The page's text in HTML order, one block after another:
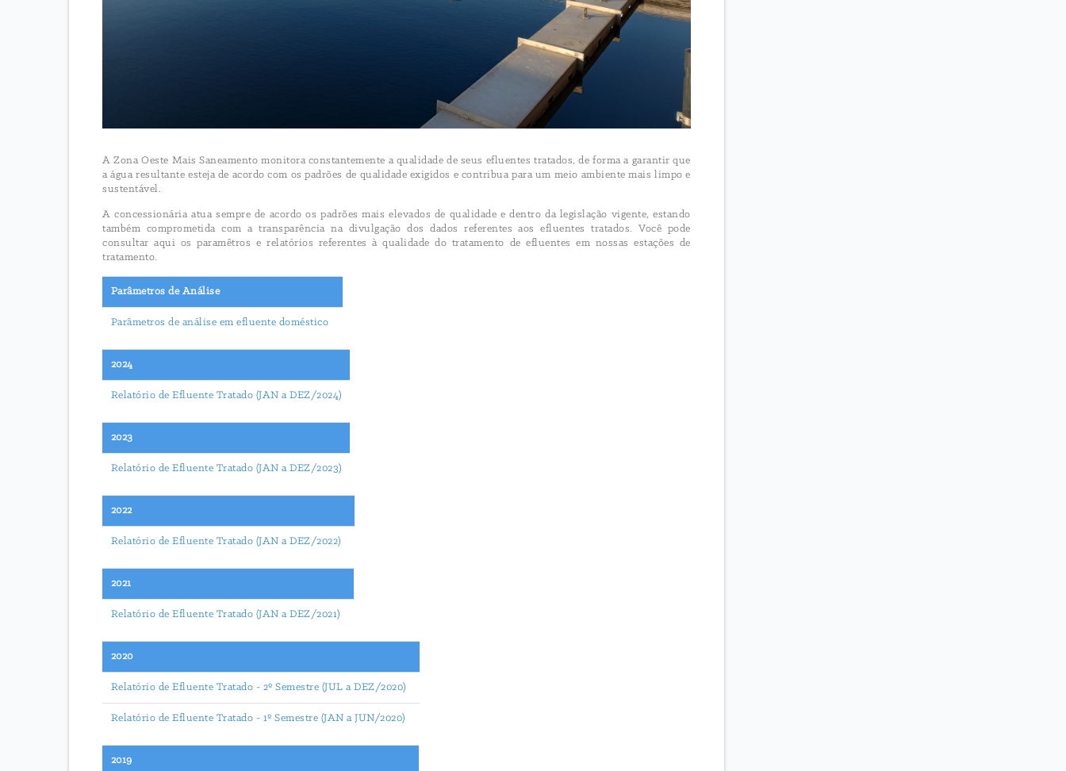
A Zona Oeste Mais Saneamento monitora constantemente a qualidade de seus efluentes tratados, de forma a garantir que
a água resultante esteja de acordo com os padrões de qualidade exigidos e contribua para um meio ambiente mais limpo e
sustentável.
A concessionária atua sempre de acordo os padrões mais elevados de qualidade e dentro da legislação vigente, estando
também comprometida com a transparência na divulgação dos dados referentes aos efluentes tratados. Você pode
consultar aqui os paramêtros e relatórios referentes à qualidade do tratamento de efluentes em nossas estações de
tratamento.
Parâmetros de Análise
Parâmetros de análise em efluente doméstico
2024
Relatório de Efluente Tratado (JAN a DEZ/2024)
2023
Relatório de Efluente Tratado (JAN a DEZ/2023)
2022
Relatório de Efluente Tratado (JAN a DEZ/2022)
2021
Relatório de Efluente Tratado (JAN a DEZ/2021)
2020
Relatório de Efluente Tratado - 2º Semestre (JUL a DEZ/2020)
Relatório de Efluente Tratado - 1º Semestre (JAN a JUN/2020)
2019